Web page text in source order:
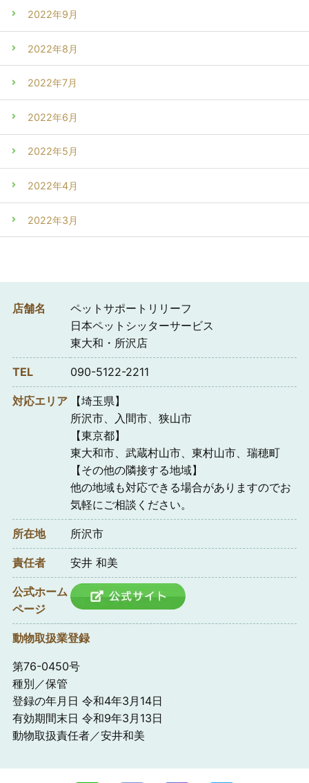
2022年9月
2022年8月
2022年7月
2022年6月
2022年5月
2022年4月
2022年3月
店舗名
ペットサポートリリーフ
日本ペットシッターサービス
東大和・所沢店
TEL 090-5122-2211
対応エリア
【埼玉県】
所沢市、入間市、狭山市
【東京都】
東大和市、武蔵村山市、東村山市、瑞穂町
【その他の隣接する地域】
他の地域も対応できる場合がありますのでお
気軽にご相談ください。
所在地 所沢市
責任者 安井 和美
公式ホーム
ページ
動物取扱業登録
第76-0450号
種別／保管
登録の年月日 令和4年3月14日
有効期間末日 令和9年3月13日
動物取扱責任者／安井和美